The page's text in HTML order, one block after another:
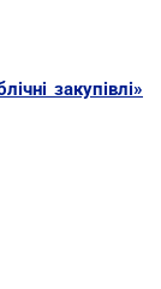
закупівлі»